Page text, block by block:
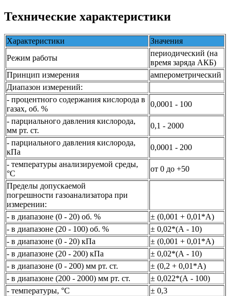
Технические характеристики
Характеристики
Значения
Режим работы
периодический (на
время заряда АКБ)
Принцип измерения
амперометрический
Диапазон измерений:
- процентного содержания кислорода в
газах, об. %
0,0001 - 100
- парциального давления кислорода,
мм рт. ст.
0,1 - 2000
- парциального давления кислорода,
кПа
0,0001 - 200
- температуры анализируемой среды,
°С
от 0 до +50
Пределы допускаемой
погрешности газоанализатора при
измерении:
- в диапазоне (0 - 20) об. %
± (0,001 + 0,01*А)
- в диапазоне (20 - 100) об. %
± 0,02*(А - 10)
- в диапазоне (0 - 20) кПа
± (0,001 + 0,01*А)
- в диапазоне (20 - 200) кПа
± 0,02*(А - 10)
- в диапазоне (0 - 200) мм рт. ст.
± (0,2 + 0,01*А)
- в диапазоне (200 - 2000) мм рт. ст.
± 0,022*(А - 100)
- температуры, °С
± 0,3